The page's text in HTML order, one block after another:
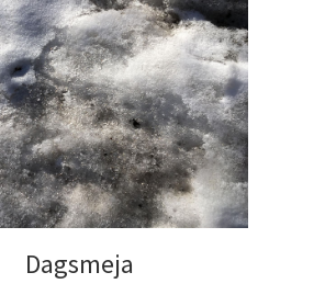
Dagsmeja